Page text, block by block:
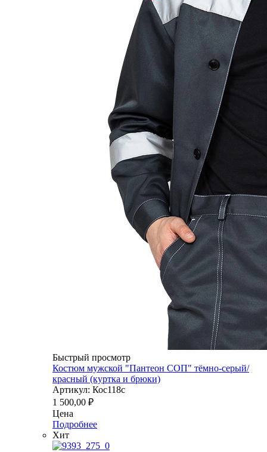
Быстрый просмотр
Костюм мужской "Пантеон СОП" тёмно-серый/
красный (куртка и брюки)
Артикул: Кос118с
1 500,00 ₽
Цена
Подробнее
Хит